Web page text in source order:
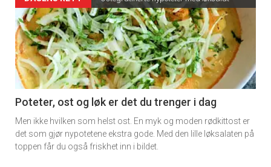
Poteter, ost og løk er det du trenger i dag
Men ikke hvilken som helst ost. En myk og moden rødkittost er
det som gjør nypotetene ekstra gode. Med den lille løksalaten på
toppen får du også friskhet inn i bildet.